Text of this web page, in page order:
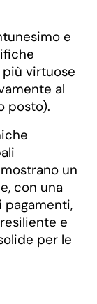
e
virtuose
al
posto).
un
con una
pagamenti,
e
per le